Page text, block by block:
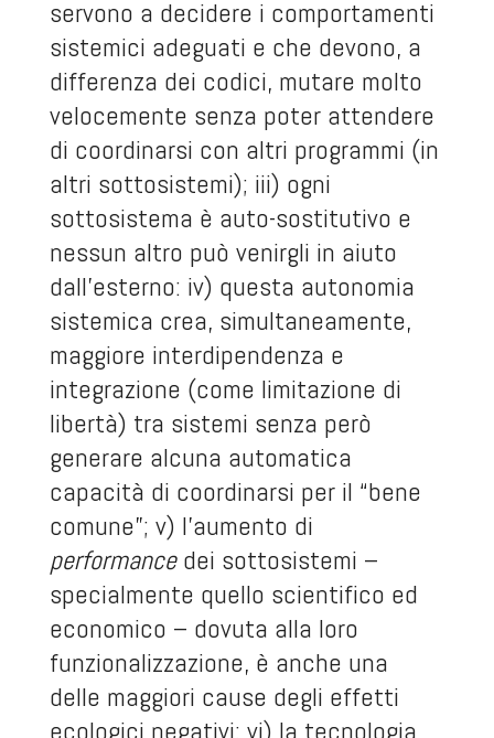
servono a decidere i comportamenti
sistemici adeguati e che devono, a
differenza dei codici, mutare molto
velocemente senza poter attendere
di coordinarsi con altri programmi (in
altri sottosistemi); iii) ogni
sottosistema è auto-sostitutivo e
nessun altro può venirgli in aiuto
dall’esterno: iv) questa autonomia
sistemica crea, simultaneamente,
maggiore interdipendenza e
integrazione (come limitazione di
libertà) tra sistemi senza però
generare alcuna automatica
capacità di coordinarsi per il “bene
comune”; v) l’aumento di
performancedei sottosistemi –
specialmente quello scientifico ed
economico – dovuta alla loro
funzionalizzazione, è anche una
delle maggiori cause degli effetti
ecologici negativi; vi) la tecnologia